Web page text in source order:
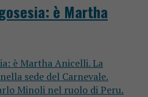
è Martha
è Martha Anicelli. La
sede del Carnevale.
Minoli nel ruolo di Peru.